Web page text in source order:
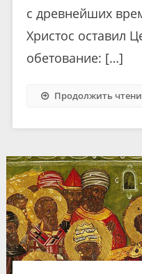
с древнейших
Христос оставил
обетование: […]
Продолжить